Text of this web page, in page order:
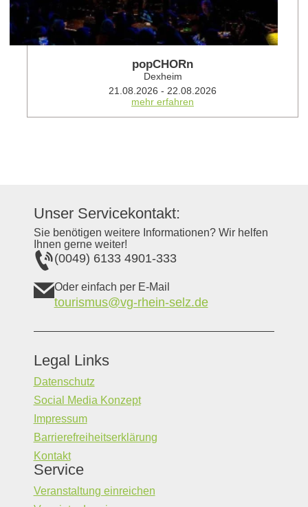
popCHORn
Dexheim
21.08.2026 - 22.08.2026
mehr erfahren
Unser Servicekontakt:
Sie benötigen weitere Informationen? Wir helfen
Ihnen gerne weiter!
(0049) 6133 4901-333
Oder einfach per E-Mail
tourismus@vg-rhein-selz.de
Legal Links
Datenschutz
Social Media Konzept
Impressum
Barrierefreiheitserklärung
Kontakt
Service
Veranstaltung einreichen